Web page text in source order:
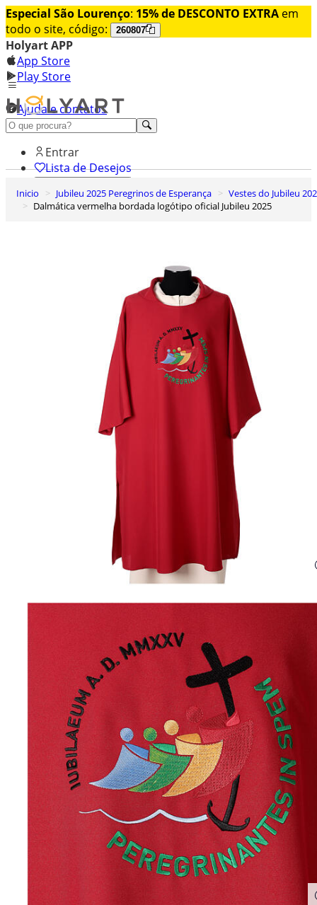
Especial São Lourenço: 15% de DESCONTO EXTRA em
todo o site, código:
260807
Holyart APP
App Store
Play Store
Ajuda e contatos
Conheça premium
Entrar
Lista de Desejos
0
Carrinho de Compras
Inicio Jubileu 2025 Peregrinos de Esperança
Vestes do Jubileu
Dalmática vermelha bordada logótipo oficial Jubileu 2025